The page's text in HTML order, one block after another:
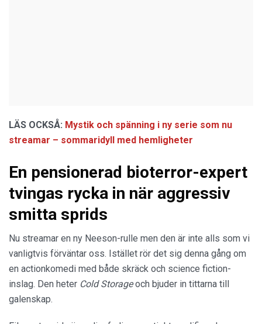
LÄS OCKSÅ: Mystik och spänning i ny serie som nu
streamar – sommaridyll med hemligheter
En pensionerad bioterror-expert
tvingas rycka in när aggressiv
smitta sprids
Nu streamar en ny Neeson-rulle men den är inte alls som vi
vanligtvis förväntar oss. Istället rör det sig denna gång om
en actionkomedi med både skräck och science fiction-
inslag. Den heter Cold Storageoch bjuder in tittarna till
galenskap.